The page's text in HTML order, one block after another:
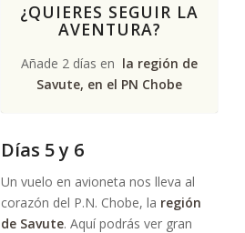
¿QUIERES SEGUIR LA
AVENTURA?
Añade 2 días en la región de
Savute, en el PN Chobe
Días 5 y 6
Un vuelo en avioneta nos lleva al
corazón del P.N. Chobe, la región
de Savute. Aquí podrás ver gran